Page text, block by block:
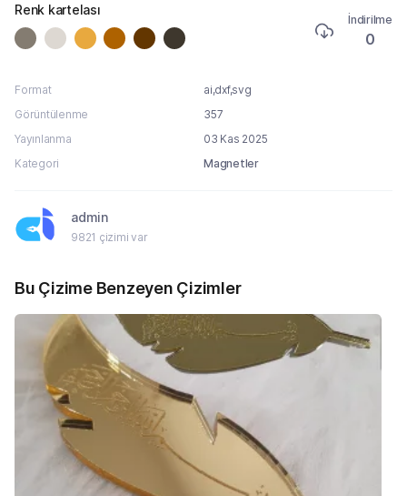
Renk kartelası
İndirilme
0
Format
ai,dxf,svg
Görüntülenme
357
Yayınlanma
03 Kas 2025
Kategori
Magnetler
admin
9821 çizimi var
Bu Çizime Benzeyen Çizimler